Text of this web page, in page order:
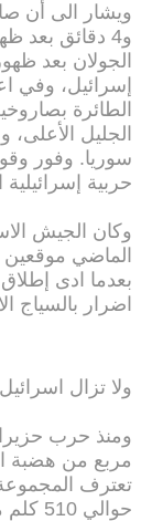
ويشار الى أن
و4 دقائق بعد
الجولان بعد
إسرائيل، وفي
الطائرة
الجليل
سوريا. وفور
حربية
الماضي
بعدما ادى
اضرار بالسياج
ولا تزال
مربع من هضبة
حوالي 510 كلم مربع تحت السيادة السورية.